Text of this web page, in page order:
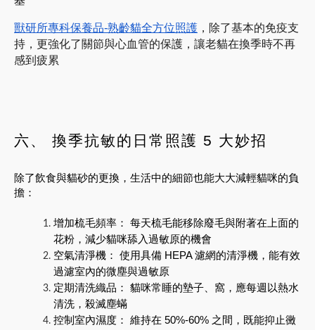
獸研所專科保養品-熟齡貓全方位照護 ，除了基本的免疫支
持，更強化了關節與心血管的保護，讓老貓在換季時不再
感到疲累
六、 換季抗敏的日常照護 5 大妙招
除了飲食與貓砂的更換，生活中的細節也能大大減輕貓咪的負
擔：
增加梳毛頻率： 每天梳毛能移除廢毛與附著在上面的
花粉，減少貓咪舔入過敏原的機會
空氣清淨機： 使用具備 HEPA 濾網的清淨機，能有效
過濾室內的微塵與過敏原
定期清洗織品： 貓咪常睡的墊子、窩，應每週以熱水
清洗，殺滅塵蟎
控制室內濕度： 維持在 50%-60% 之間，既能抑止黴